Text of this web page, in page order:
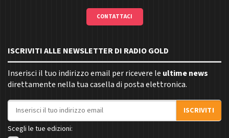
CONTATTACI
ISCRIVITI ALLE NEWSLETTER DI RADIO GOLD
Inserisci il tuo indirizzo email per ricevere le ultime news
direttamente nella tua casella di posta elettronica.
Indirizzo email
ISCRIVITI
Scegli le tue edizioni: